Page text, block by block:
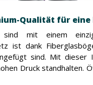
Qualität für
mit einem
ist dank
sind. Mit dieser
Druck standhalten.